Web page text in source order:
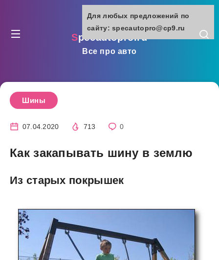
specautopro.ru
Все про авто
Шины
07.04.2020 713 0
Как закапывать шину в землю
Из старых покрышек
Для любых предложений по
сайту: specautopro@cp9.ru